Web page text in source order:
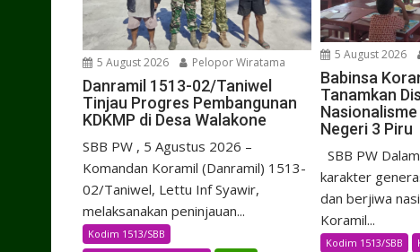
5 August 2026 Pelopor Wiratama
Danramil 1513-02/Taniwel
Tinjau Progres Pembangunan
KDKMP di Desa Walakone
SBB PW , 5 Agustus 2026 –
Komandan Koramil (Danramil) 1513-
02/Taniwel, Lettu Inf Syawir,
melaksanakan peninjauan...
Kodim 1513/SBB
5 August 2026
Babinsa
Tanamkan
Negeri 3 Piru
SBB PW
karakter
dan berjiwa
Koramil...
Kodim 1513/SBB